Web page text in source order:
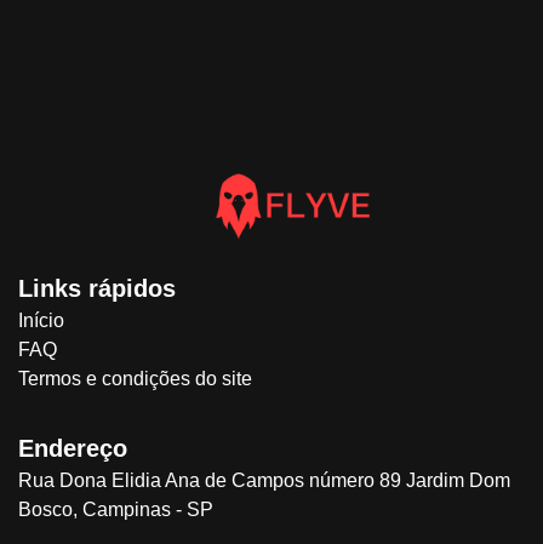
Links rápidos
Início
FAQ
Termos e condições do site
Endereço
Rua Dona Elidia Ana de Campos número 89 Jardim Dom
Bosco, Campinas - SP